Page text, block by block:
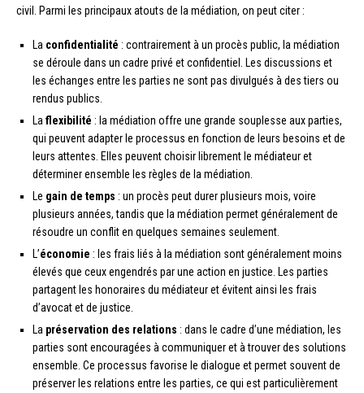
civil. Parmi les principaux atouts de la médiation, on peut citer :
La confidentialité : contrairement à un procès public, la médiation
se déroule dans un cadre privé et confidentiel. Les discussions et
les échanges entre les parties ne sont pas divulgués à des tiers ou
rendus publics.
La flexibilité : la médiation offre une grande souplesse aux parties,
qui peuvent adapter le processus en fonction de leurs besoins et de
leurs attentes. Elles peuvent choisir librement le médiateur et
déterminer ensemble les règles de la médiation.
Le gain de temps : un procès peut durer plusieurs mois, voire
plusieurs années, tandis que la médiation permet généralement de
résoudre un conflit en quelques semaines seulement.
L’économie : les frais liés à la médiation sont généralement moins
élevés que ceux engendrés par une action en justice. Les parties
partagent les honoraires du médiateur et évitent ainsi les frais
d’avocat et de justice.
La préservation des relations : dans le cadre d’une médiation, les
parties sont encouragées à communiquer et à trouver des solutions
ensemble. Ce processus favorise le dialogue et permet souvent de
préserver les relations entre les parties, ce qui est particulièrement